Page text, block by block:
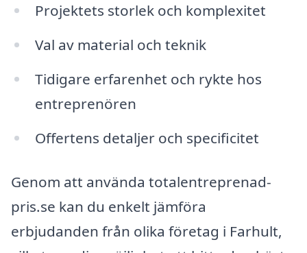
Projektets storlek och komplexitet
Val av material och teknik
Tidigare erfarenhet och rykte hos
entreprenören
Offertens detaljer och specificitet
Genom att använda totalentreprenad-
pris.se kan du enkelt jämföra
erbjudanden från olika företag i Farhult,